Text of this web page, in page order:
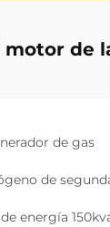
motor de
de gas
de
energía